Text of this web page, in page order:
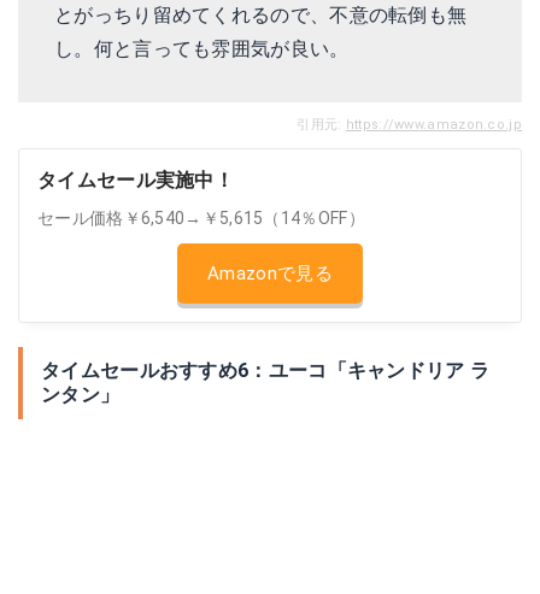
とがっちり留めてくれるので、不意の転倒も無
し。何と言っても雰囲気が良い。
引用元: https://www.amazon.co.jp
タイムセール実施中！
セール価格￥6,540→￥5,615（14％OFF）
Amazonで見る
タイムセールおすすめ6：ユーコ「キャンドリア ラ
ンタン」